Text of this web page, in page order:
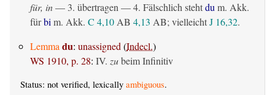
für, in— 3. übertragen— 4. Fälschlich stehtdum. Akk.
fürbim. Akk. C 4,10AB 4,13 AB; vielleichtJ 16,32.
Lemmadu: unassigned(Indecl.)
WS 1910, p. 28: IV. zubeim Infinitiv
Status: not verified, lexically ambiguous.